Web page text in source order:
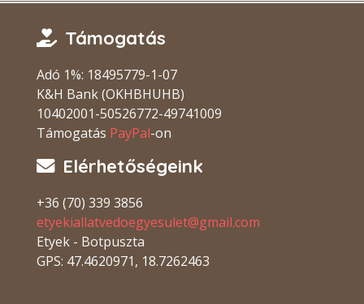
Támogatás
Adó 1%: 18495779-1-07
K&H Bank (OKHBHUHB)
10402001-50526772-49741009
Támogatás PayPal-on
Elérhetőségeink
+36 (70) 339 3856
etyekiallatvedoegyesulet@gmail.com
Etyek - Botpuszta
GPS: 47.4620971, 18.7262463